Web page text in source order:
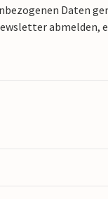
Daten
abmelden,